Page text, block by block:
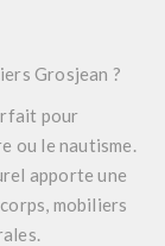
Grosjean ?
pour
ou le nautisme.
apporte une
mobiliers